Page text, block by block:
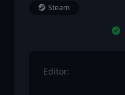
Steam
Editor: